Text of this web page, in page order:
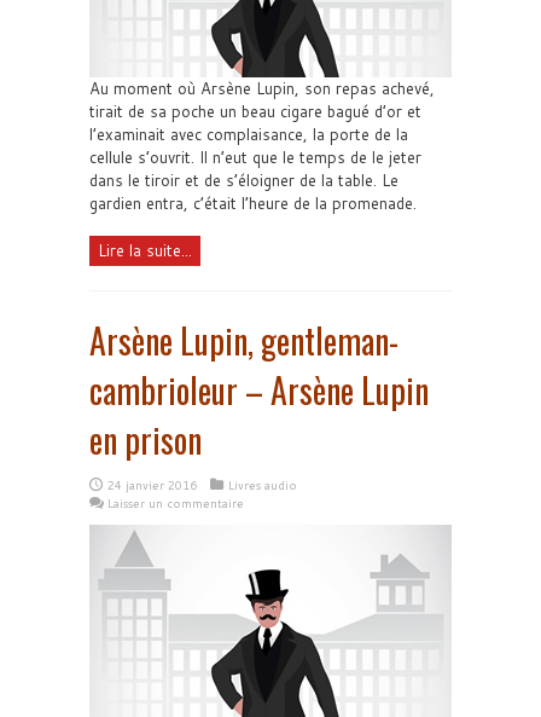
Au moment où Arsène Lupin, son repas achevé,
tirait de sa poche un beau cigare bagué d’or et
l’examinait avec complaisance, la porte de la
cellule s’ouvrit. Il n’eut que le temps de le jeter
dans le tiroir et de s’éloigner de la table. Le
gardien entra, c’était l’heure de la promenade.
Lire la suite...
Arsène Lupin, gentleman-
cambrioleur – Arsène Lupin
en prison
24 janvier 2016
Livres audio
Laisser un commentaire